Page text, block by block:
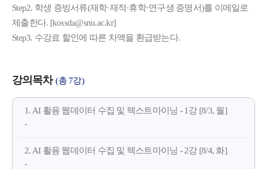
Step2. 학생 증빙서류(재학·재적·휴학·연구생 증명서)를 이메일로
제출한다. [kossda@snu.ac.kr]
Step3. 수강료 할인에 따른 차액을 환급받는다.
강의목차 (총 7강)
1. AI 활용 웹데이터 수집 및 텍스트마이닝 - 1강 [8/3, 월]
-
2. AI 활용 웹데이터 수집 및 텍스트마이닝 - 2강 [8/4, 화]
-